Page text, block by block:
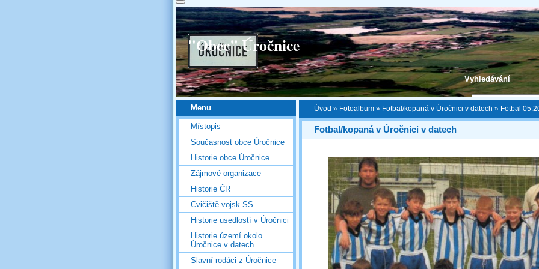
Vyhledávání
"Obec" Úročnice
Úvod » Fotoalbum » Fotbal/kopaná v Úročnici v datech » Fotbal
Fotbal/kopaná v Úročnici v datech
Menu
Místopis
Současnost obce Úročnice
Historie obce Úročnice
Zájmové organizace
Historie ČR
Cvičiště vojsk SS
Historie usedlostí v Úročnici
Historie území okolo
Úročnice v datech
Slavní rodáci z Úročnice